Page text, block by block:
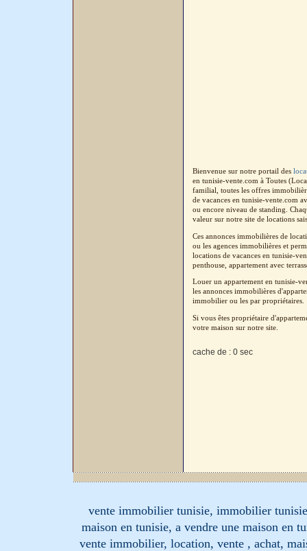
Bienvenue sur notre portail des
en tunisie-vente.com à Toutes
familial, toutes les offres
de vacances en tunisie-vente.com
ou encore niveau de standing.
valeur sur notre site de locations
Ces annonces immobilières de
ou les agences immobilières et
locations de vacances en tunisie-
penthouse, appartement avec
Louer un appartement en tunisie-
les annonces immobilières
immobilier ou les par propriétaires.
Si vous êtes propriétaire
votre maison sur notre site.
cache de : 0 sec
vente immobilier tunisie, immobilier
maison en tunisie, a vendre une maison en
vente immobilier, location, vente , achat,